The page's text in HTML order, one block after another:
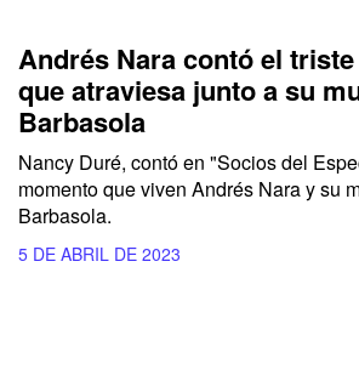
Andrés Nara contó el
que atraviesa junto a su
Barbasola
Nancy Duré, contó en "Socios del
momento que viven Andrés Nara y su
Barbasola.
5 DE ABRIL DE 2023